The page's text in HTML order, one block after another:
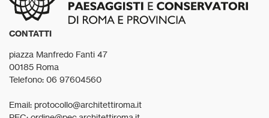
CONTATTI
piazza Manfredo Fanti 47
00185 Roma
Telefono: 06 97604560
Email: protocollo@architettiroma.it